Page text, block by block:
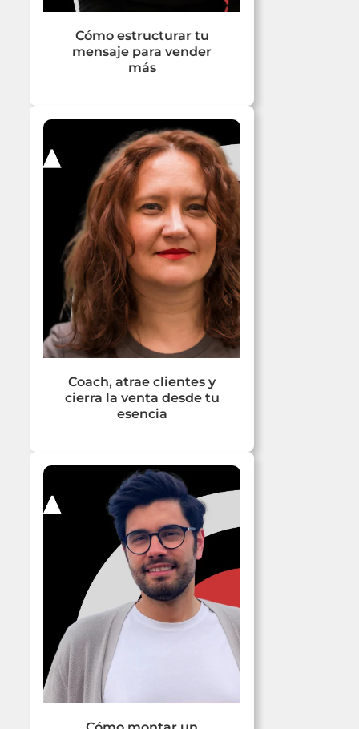
Cómo estructurar tu
mensaje para vender
más
Coach, atrae clientes y
cierra la venta desde tu
esencia